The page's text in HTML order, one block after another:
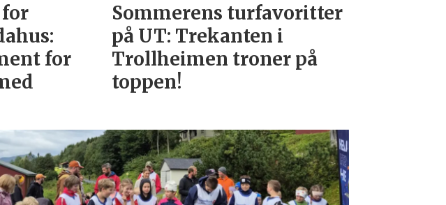
for
Sommerens turfavoritter
på UT: Trekanten i
Trollheimen troner på
toppen!